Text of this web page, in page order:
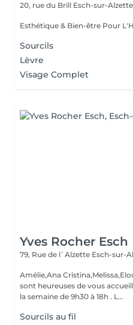
20, rue du Brill Esch-sur-
Esthétique &
Sourcils
Lèvre
Visage Complet
Yves Rocher Esch
79, Rue de l`Alzette Esch-sur-
Amélie,Ana
sont heureuses de vous
la semaine de 9h30 à 18h . L...
Sourcils au fil